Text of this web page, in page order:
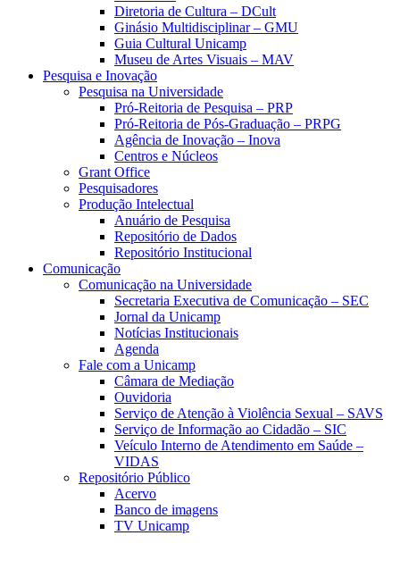
Diretoria de Cultura – DCult
Ginásio Multidisciplinar – GMU
Guia Cultural Unicamp
Museu de Artes Visuais – MAV
Pesquisa e Inovação
Pesquisa na Universidade
Pró-Reitoria de Pesquisa – PRP
Pró-Reitoria de Pós-Graduação – PRPG
Agência de Inovação – Inova
Centros e Núcleos
Grant Office
Pesquisadores
Produção Intelectual
Anuário de Pesquisa
Repositório de Dados
Repositório Institucional
Comunicação
Comunicação na Universidade
Secretaria Executiva de Comunicação – SEC
Jornal da Unicamp
Notícias Institucionais
Agenda
Fale com a Unicamp
Câmara de Mediação
Ouvidoria
Serviço de Atenção à Violência Sexual – SAVS
Serviço de Informação ao Cidadão – SIC
Veículo Interno de Atendimento em Saúde –
VIDAS
Repositório Público
Acervo
Banco de imagens
TV Unicamp